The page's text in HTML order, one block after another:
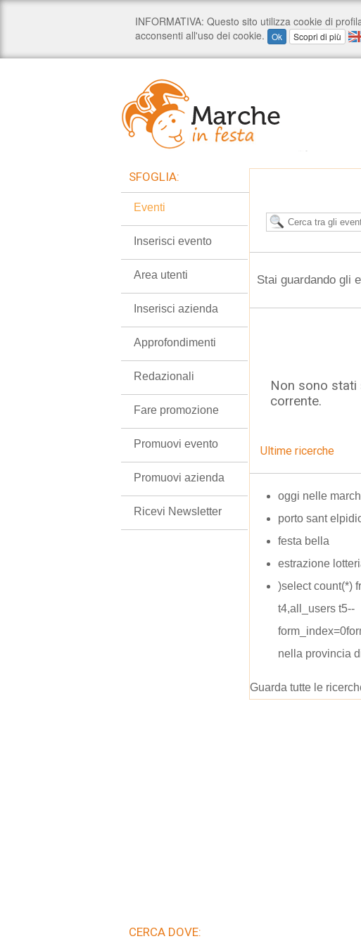
Stai guardando gli
Non sono stati
corrente.
Ultime ricerche
oggi nelle
porto sant
festa bella
estrazione
)select count(*)
t4,all_users t5--
nella provincia
Guarda tutte le
SFOGLIA:
Eventi
Inserisci evento
Area utenti
Inserisci azienda
Approfondimenti
Redazionali
Fare promozione
Promuovi evento
Promuovi azienda
Ricevi Newsletter
CERCA DOVE: